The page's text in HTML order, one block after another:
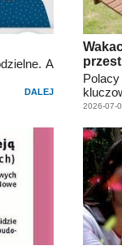
A
DALEJ
2026-07-